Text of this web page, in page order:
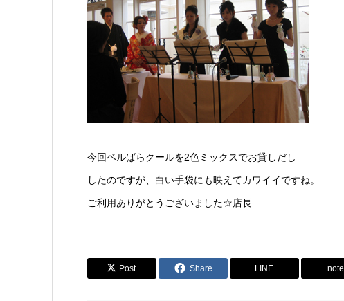
今回ベルばらクールを2色ミックスでお貸しだし
したのですが、白い手袋にも映えてカワイイですね。
ご利用ありがとうございました☆店長
Post Share LINE note